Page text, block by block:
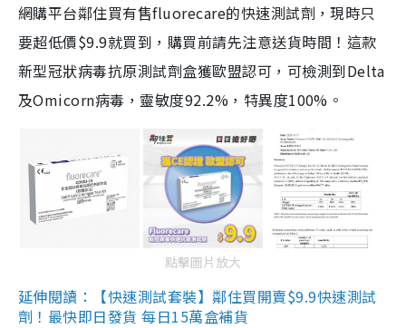
網購平台鄰住買有售fluorecare的快速測試劑，現時只
要超低價$9.9就買到，購買前請先注意送貨時間！這款
新型冠狀病毒抗原測試劑盒獲歐盟認可，可檢測到Delta
及Omicorn病毒，靈敏度92.2%，特異度100%。
點擊圖片放大
延伸閱讀：【快速測試套裝】鄰住買開賣$9.9快速測試
劑！最快即日發貨 每日15萬盒補貨